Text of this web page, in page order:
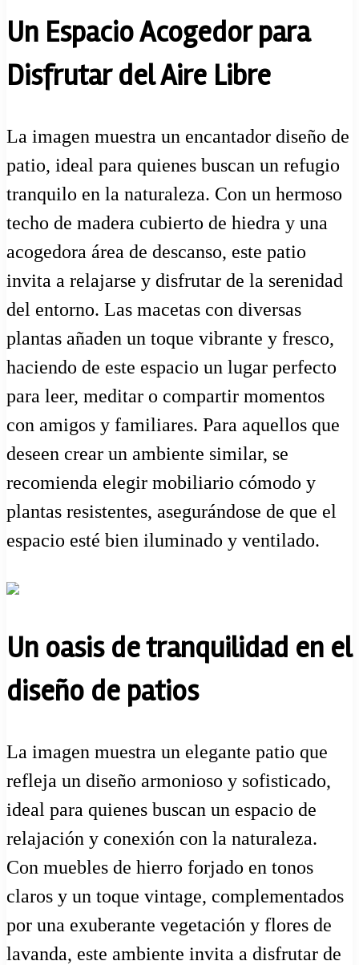
Un Espacio Acogedor para
Disfrutar del Aire Libre
La imagen muestra un encantador diseño de
patio, ideal para quienes buscan un refugio
tranquilo en la naturaleza. Con un hermoso
techo de madera cubierto de hiedra y una
acogedora área de descanso, este patio
invita a relajarse y disfrutar de la serenidad
del entorno. Las macetas con diversas
plantas añaden un toque vibrante y fresco,
haciendo de este espacio un lugar perfecto
para leer, meditar o compartir momentos
con amigos y familiares. Para aquellos que
deseen crear un ambiente similar, se
recomienda elegir mobiliario cómodo y
plantas resistentes, asegurándose de que el
espacio esté bien iluminado y ventilado.
Un oasis de tranquilidad en el
diseño de patios
La imagen muestra un elegante patio que
refleja un diseño armonioso y sofisticado,
ideal para quienes buscan un espacio de
relajación y conexión con la naturaleza.
Con muebles de hierro forjado en tonos
claros y un toque vintage, complementados
por una exuberante vegetación y flores de
lavanda, este ambiente invita a disfrutar de